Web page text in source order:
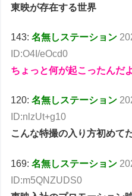
東映が存在する世界
143:名無しステーション
ID:O4I/eOcd0
ちょっと何が起こったんだよ
120:名無しステーション
ID:nlzUt+g10
こんな特撮の入り方初めて
169:名無しステーション
ID:m5QNZUDS0